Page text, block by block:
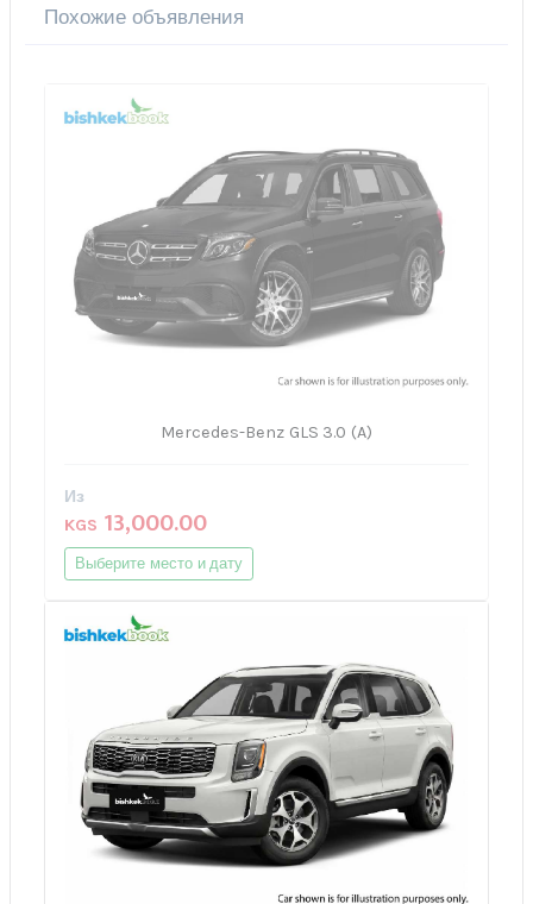
Похожие объявления
Mercedes-Benz GLS 3.0 (A)
Из
KGS 13,000.00
Выберите место и дату